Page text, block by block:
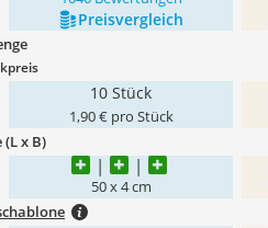
Preis­vergleich
10 Stück
1,90 € pro Stück
x B)
50 x 4 cm